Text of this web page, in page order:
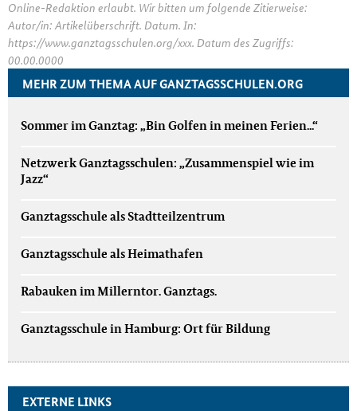
Online-Redaktion erlaubt. Wir bitten um folgende Zitierweise:
Autor/in: Artikelüberschrift. Datum. In:
https://www.ganztagsschulen.org/xxx. Datum des Zugriffs:
00.00.0000
MEHR ZUM THEMA AUF GANZTAGSSCHULEN.ORG
Sommer im Ganztag: „Bin Golfen in meinen Ferien...“
Netzwerk Ganztagsschulen: „Zusammenspiel wie im
Jazz“
Ganztagsschule als Stadtteilzentrum
Ganztagsschule als Heimathafen
Rabauken im Millerntor. Ganztags.
Ganztagsschule in Hamburg: Ort für Bildung
EXTERNE LINKS